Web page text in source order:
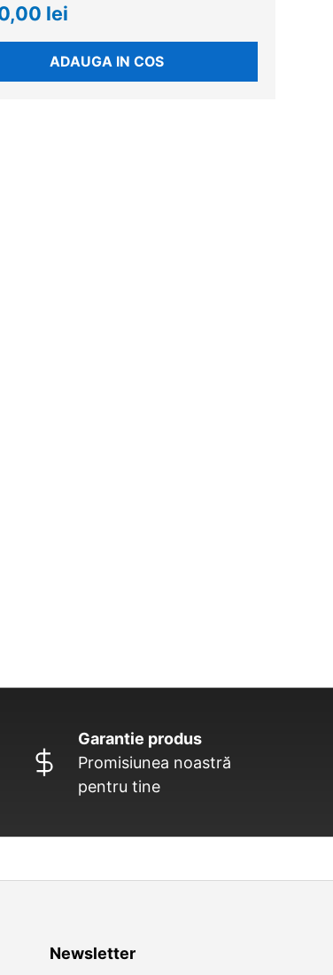
lei
ADAUGA IN COS
Garantie produs
Promisiunea noastră
pentru tine
Newsletter